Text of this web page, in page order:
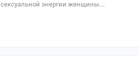
сексуальной энергии женщины.…